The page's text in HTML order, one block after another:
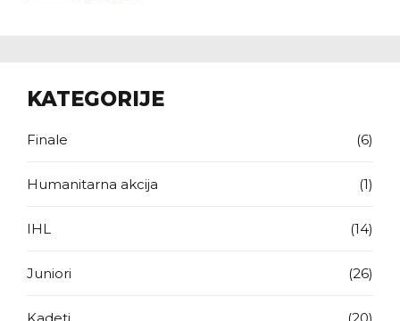
KATEGORIJE
Finale (6)
Humanitarna akcija (1)
IHL (14)
Juniori (26)